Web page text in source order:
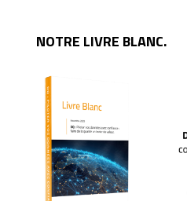
NOTRE LIVRE BLANC.